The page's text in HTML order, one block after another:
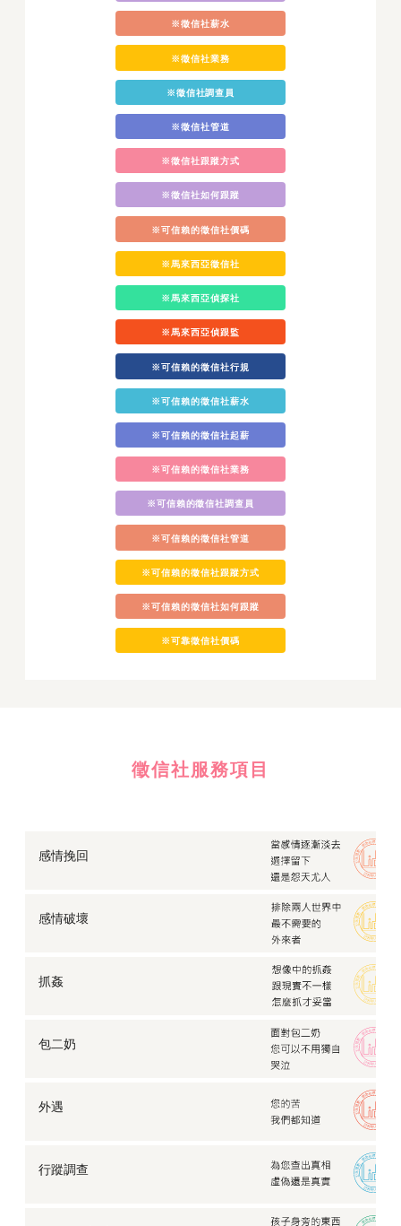
※徵信社薪水
※徵信社業務
※徵信社調查員
※徵信社管道
※徵信社跟蹤方式
※徵信社如何跟蹤
※可信賴的徵信社價碼
※馬來西亞徵信社
※馬來西亞偵探社
※馬來西亞偵跟監
※可信賴的徵信社行規
※可信賴的徵信社薪水
※可信賴的徵信社起薪
※可信賴的徵信社業務
※可信賴的徵信社調查員
※可信賴的徵信社管道
※可信賴的徵信社跟蹤方式
※可信賴的徵信社如何跟蹤
※可靠徵信社價碼
徵信社服務項目
感情挽回
感情破壞
抓姦
包二奶
外遇
行蹤調查